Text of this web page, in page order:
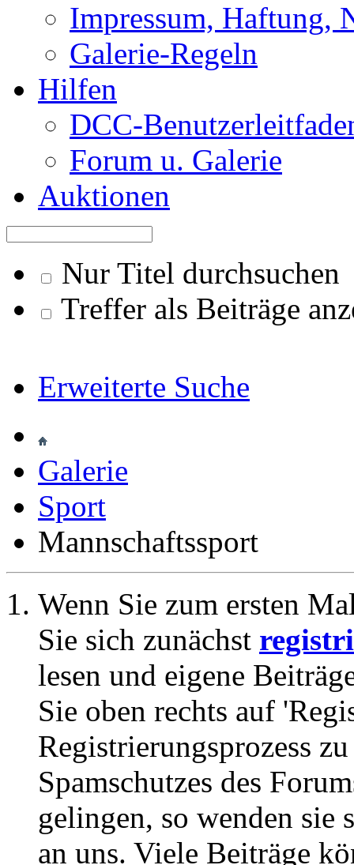
Impressum, Haftung,
Galerie-Regeln
Hilfen
DCC-
Forum u. Galerie
Auktionen
Nur Titel durchsuchen
Treffer als Beiträge
Erweiterte Suche
Galerie
Sport
Mannschaftssport
Wenn Sie zum ersten
Sie sich zunächst
lesen und eigene
Sie oben rechts auf
Registrierungsprozess
Spamschutzes des
gelingen, so wenden sie
an uns. Viele Beiträge